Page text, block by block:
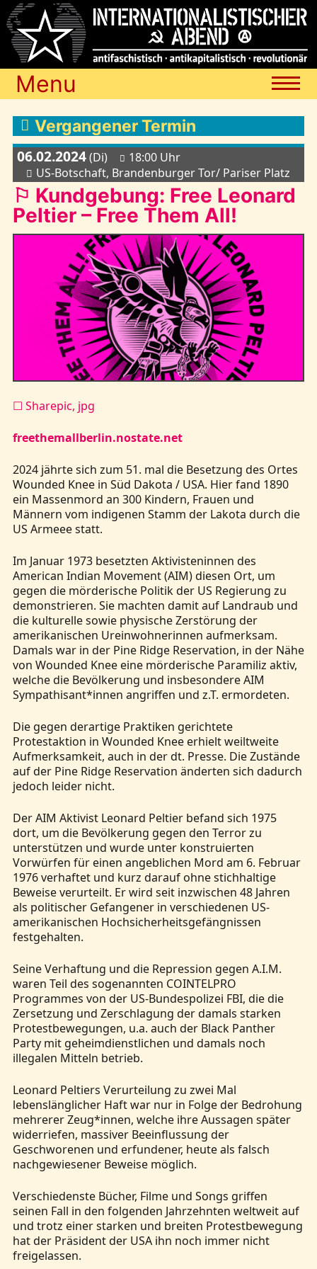
Menu
Termine
Blog
Media
Archiv
Links
Kontakt
Vergangener Termin
06.02.2024(Di)
18:00 Uhr
US-Botschaft, Brandenburger Tor/ Pariser Platz
⚐ Kundgebung: Free Leonard
Peltier – Free Them All!
☐ Sharepic, jpg
freethemallberlin.nostate.net
2024 jährte sich zum 51. mal die Besetzung des Ortes
Wounded Knee in Süd Dakota / USA. Hier fand 1890
ein Massenmord an 300 Kindern, Frauen und
Männern vom indigenen Stamm der Lakota durch die
US Armeee statt.
Im Januar 1973 besetzten Aktivisteninnen des
American Indian Movement (AIM) diesen Ort, um
gegen die mörderische Politik der US Regierung zu
demonstrieren. Sie machten damit auf Landraub und
die kulturelle sowie physische Zerstörung der
amerikanischen Ureinwohnerinnen aufmerksam.
Damals war in der Pine Ridge Reservation, in der Nähe
von Wounded Knee eine mörderische Paramiliz aktiv,
welche die Bevölkerung und insbesondere AIM
Sympathisant*innen angriffen und z.T. ermordeten.
Die gegen derartige Praktiken gerichtete
Protestaktion in Wounded Knee erhielt weiltweite
Aufmerksamkeit, auch in der dt. Presse. Die Zustände
auf der Pine Ridge Reservation änderten sich dadurch
jedoch leider nicht.
Der AIM Aktivist Leonard Peltier befand sich 1975
dort, um die Bevölkerung gegen den Terror zu
unterstützen und wurde unter konstruierten
Vorwürfen für einen angeblichen Mord am 6. Februar
1976 verhaftet und kurz darauf ohne stichhaltige
Beweise verurteilt. Er wird seit inzwischen 48 Jahren
als politischer Gefangener in verschiedenen US-
amerikanischen Hochsicherheitsgefängnissen
festgehalten.
Seine Verhaftung und die Repression gegen A.I.M.
waren Teil des sogenannten COINTELPRO
Programmes von der US-Bundespolizei FBI, die die
Zersetzung und Zerschlagung der damals starken
Protestbewegungen, u.a. auch der Black Panther
Party mit geheimdienstlichen und damals noch
illegalen Mitteln betrieb.
Leonard Peltiers Verurteilung zu zwei Mal
lebenslänglicher Haft war nur in Folge der Bedrohung
mehrerer Zeug*innen, welche ihre Aussagen später
widerriefen, massiver Beeinflussung der
Geschworenen und erfundener, heute als falsch
nachgewiesener Beweise möglich.
Verschiedenste Bücher, Filme und Songs griffen
seinen Fall in den folgenden Jahrzehnten weltweit auf
und trotz einer starken und breiten Protestbewegung
hat der Präsident der USA ihn noch immer nicht
freigelassen.